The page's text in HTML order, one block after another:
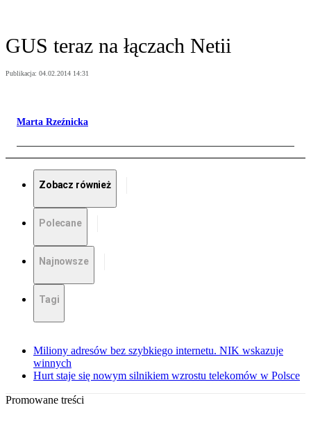
GUS teraz na łączach Netii
Publikacja: 04.02.2014 14:31
Marta Rzeźnicka
Zobacz również
Polecane
Najnowsze
Tagi
Miliony adresów bez szybkiego internetu. NIK wskazuje
winnych
Hurt staje się nowym silnikiem wzrostu telekomów w Polsce
Promowane treści